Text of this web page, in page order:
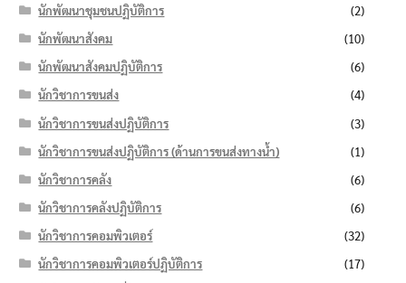
นักพัฒนาชุมชนปฏิบัติการ
(2)
นักพัฒนาสังคม
(10)
นักพัฒนาสังคมปฏิบัติการ
(6)
นักวิชาการขนส่ง
(4)
นักวิชาการขนส่งปฏิบัติการ
(3)
นักวิชาการขนส่งปฏิบัติการ (ด้านการขนส่งทางน้ำ)
(1)
นักวิชาการคลัง
(6)
นักวิชาการคลังปฏิบัติการ
(6)
นักวิชาการคอมพิวเตอร์
(32)
นักวิชาการคอมพิวเตอร์ปฏิบัติการ
(17)